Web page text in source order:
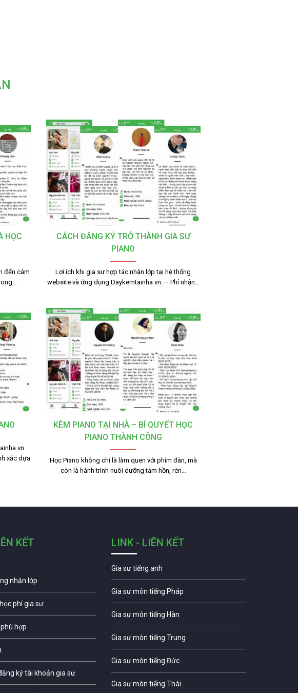
HỌC
đến cảm
CÁCH ĐĂNG KÝ TRỞ THÀNH GIA SƯ
PIANO
Lợi ích khi gia sư hợp tác nhận lớp tại hệ thống
website và ứng dụng Daykemtainha.vn: – Phí nhận…
xác dựa
KÈM PIANO TẠI NHÀ – BÍ QUYẾT HỌC
PIANO THÀNH CÔNG
Học Piano không chỉ là làm quen với phím đàn, mà
còn là hành trình nuôi dưỡng tâm hồn, rèn…
KẾT
nhận lớp
phí gia sư
hợp
ký tài khoản gia sư
LINK - LIÊN KẾT
Gia sư tiếng anh
Gia sư môn tiếng Pháp
Gia sư môn tiếng Hàn
Gia sư môn tiếng Trung
Gia sư môn tiếng Đức
Gia sư môn tiếng Thái